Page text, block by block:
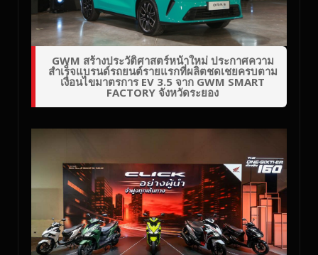
GWM สร้างประวัติศาสตร์หน้าใหม่ ประกาศความ
สำเร็จแบรนด์รถยนต์รายแรกที่ผลิตชดเชยครบตาม
เงื่อนไขมาตรการ EV 3.5 จาก GWM SMART
FACTORY จังหวัดระยอง